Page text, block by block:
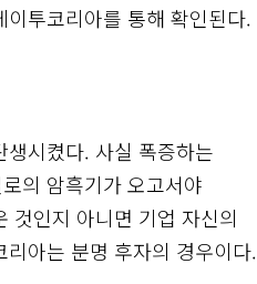
투코리아를 통해 확인된다.
시켰다. 사실 폭증하는
의 암흑기가 오고서야
것인지 아니면 기업 자신의
아는 분명 후자의 경우이다.